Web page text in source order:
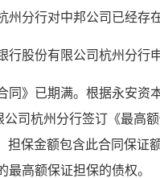
州分行对中邦公司已经存
行股份有限公司杭州分行
同》已期满。根据永安资
司杭州分行签订《最高
担保金额包含此合同保证
高额保证担保的债权。